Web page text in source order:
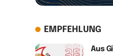
EMPFEHLUNG
Aus